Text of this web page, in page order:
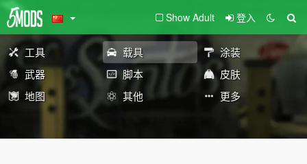
Show Adult 登入
工具 载具
涂装
武器
脚本
皮肤
地图
其他 更多